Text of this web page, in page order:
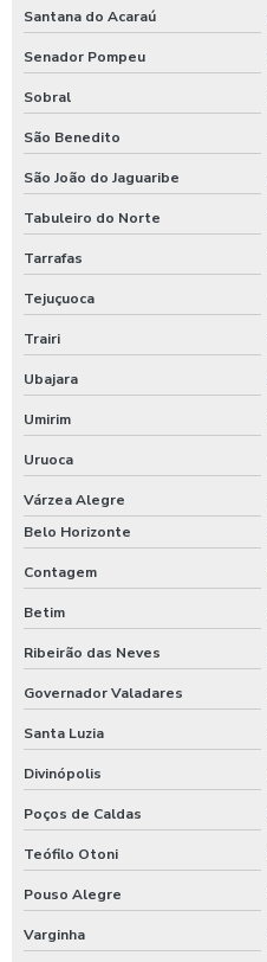
Santana do Acaraú
Senador Pompeu
Sobral
São Benedito
São João do Jaguaribe
Tabuleiro do Norte
Tarrafas
Tejuçuoca
Trairi
Ubajara
Umirim
Uruoca
Várzea Alegre
Belo Horizonte
Contagem
Betim
Ribeirão das Neves
Governador Valadares
Santa Luzia
Divinópolis
Poços de Caldas
Teófilo Otoni
Pouso Alegre
Varginha